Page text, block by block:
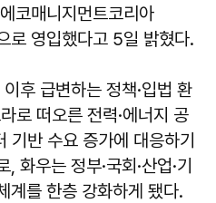
코매니지먼트코리아
로 영입했다고 5일 밝혔다.
후 급변하는 정책·입법 환
로 떠오른 전력·에너지 공
반 수요 증가에 대응하기
화우는 정부·국회·산업·기
계를 한층 강화하게 됐다.